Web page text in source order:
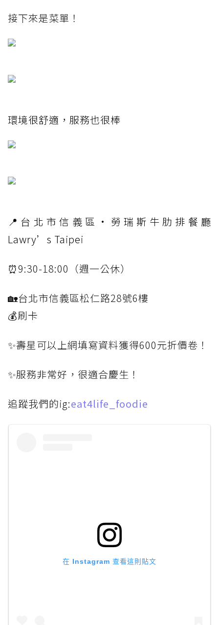
接下來是菜單！
環境很舒適，服務也很棒
📍台北市信義區·勞瑞斯牛肋排餐廳
Lawry’s Taipei
⏰9:30-18:00（週一公休）
🏡台北市信義區松仁路28號6樓
💰刷卡
✨壽星可以上網填寫資料獲得600元折價卷！
✨服務非常好，很適合慶生！
追蹤我們的ig:eat4life_foodie
在 Instagram 查看這則貼文